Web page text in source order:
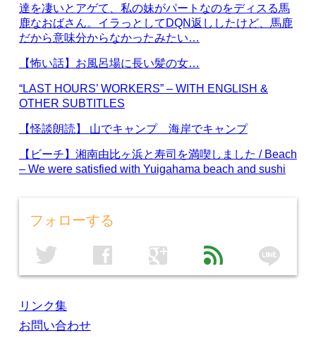
達を凄いとアゲて、私の妹がパートなのをディスる馬
鹿なおばさん。イラっとしてDQN返ししたけど、馬鹿
だから意味分からなかったみたい…
【怖い話】お風呂場に長い髪の女…
“LAST HOURS’ WORKERS” – WITH ENGLISH &
OTHER SUBTITLES
【怪談朗読】 山でキャンプ 海岸でキャンプ
【ビーチ】湘南由比ヶ浜と寿司を満喫しました / Beach
– We were satisfied with Yuigahama beach and sushi
フォローする
twitter facebook google feed line
リンク集
お問い合わせ